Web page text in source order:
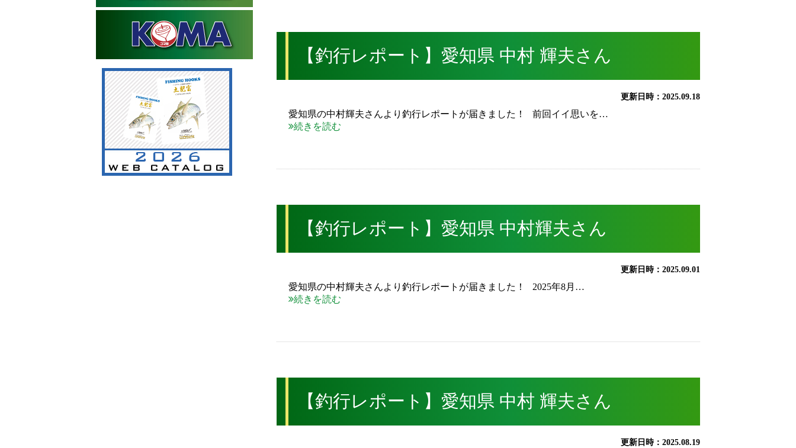
【釣行レポート】愛知県 中村 輝夫さん
更新日時：2025.09.18
愛知県の中村輝夫さんより釣行レポートが届きました！ 前回イイ思いを…
続きを読む
【釣行レポート】愛知県 中村輝夫さん
更新日時：2025.09.01
愛知県の中村輝夫さんより釣行レポートが届きました！ 2025年8月…
続きを読む
【釣行レポート】愛知県 中村 輝夫さん
更新日時：2025.08.19